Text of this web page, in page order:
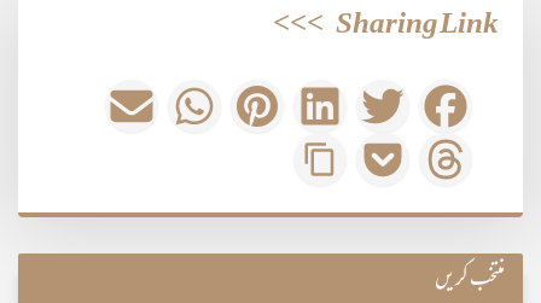
Sharing Link
>>>
منتخب کریں